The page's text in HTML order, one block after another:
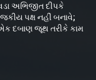
અભિજીત દીપકે
પક્ષ નહીં બનાવે;
એક દબાણ જૂથ તરીકે કામ